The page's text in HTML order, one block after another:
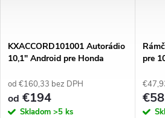
KXACCORD101001 Autorádio
10,1" Android pre Honda
od €160,33 bez DPH
od €194
Skladom >5 ks
pre
€58